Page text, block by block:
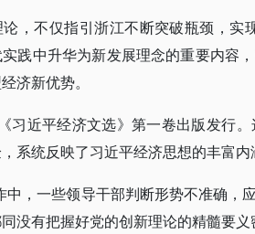
，不仅指引浙江不断突破瓶颈，实
践中升华为新发展理念的重要内容
济新优势。
习近平经济文选》第一卷出版发行
系统反映了习近平经济思想的丰富内
中，一些领导干部判断形势不准确，
没有把握好党的创新理论的精髓要义